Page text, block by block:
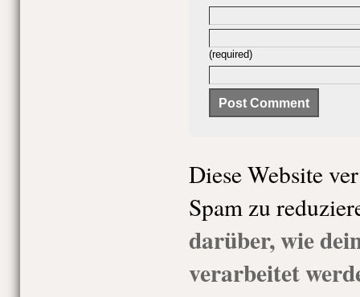
(required)
Diese Website
Spam zu
darüber, wie
verarbeitet